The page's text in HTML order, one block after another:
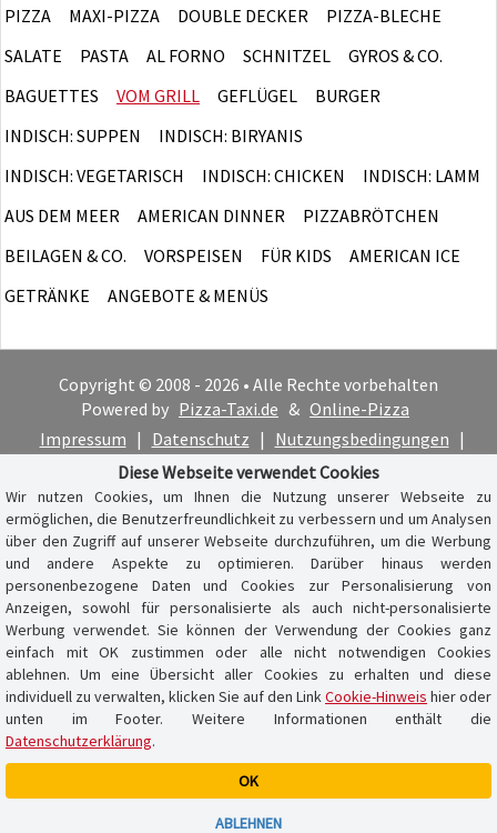
Warenkorb ist leer
PIZZA MAXI-PIZZA DOUBLE DECKER
PIZZA-BLECHE
SALATE
PASTA AL FORNO SCHNITZEL
GYROS & CO.
BAGUETTES
VOM GRILL GEFLÜGEL
BURGER
INDISCH: SUPPEN
INDISCH: BIRYANIS
INDISCH: VEGETARISCH
INDISCH: CHICKEN
INDISCH: LAMM
AUS DEM MEER
AMERICAN DINNER
PIZZABRÖTCHEN
BEILAGEN & CO.
VORSPEISEN FÜR KIDS
AMERICAN ICE
GETRÄNKE
ANGEBOTE & MENÜS
Copyright © 2008 - 2026 • Alle Rechte vorbehalten
Powered by Pizza-Taxi.de & Online-Pizza
Impressum | Datenschutz | Nutzungsbedingungen |
Cookie-Hinweis
Diese Webseite verwendet Cookies
Wir nutzen Cookies, um Ihnen die Nutzung unserer Webseite zu
ermöglichen, die Benutzerfreundlichkeit zu verbessern und um Analysen
über den Zugriff auf unserer Webseite durchzuführen, um die Werbung
und andere Aspekte zu optimieren. Darüber hinaus werden
personenbezogene Daten und Cookies zur Personalisierung von
Anzeigen, sowohl für personalisierte als auch nicht-personalisierte
Werbung verwendet. Sie können der Verwendung der Cookies ganz
einfach mit OK zustimmen oder alle nicht notwendigen Cookies
ablehnen. Um eine Übersicht aller Cookies zu erhalten und diese
individuell zu verwalten, klicken Sie auf den LinkCookie-Hinweis hier oder
unten im Footer. Weitere Informationen enthält die
Datenschutzerklärung.
OK
ABLEHNEN